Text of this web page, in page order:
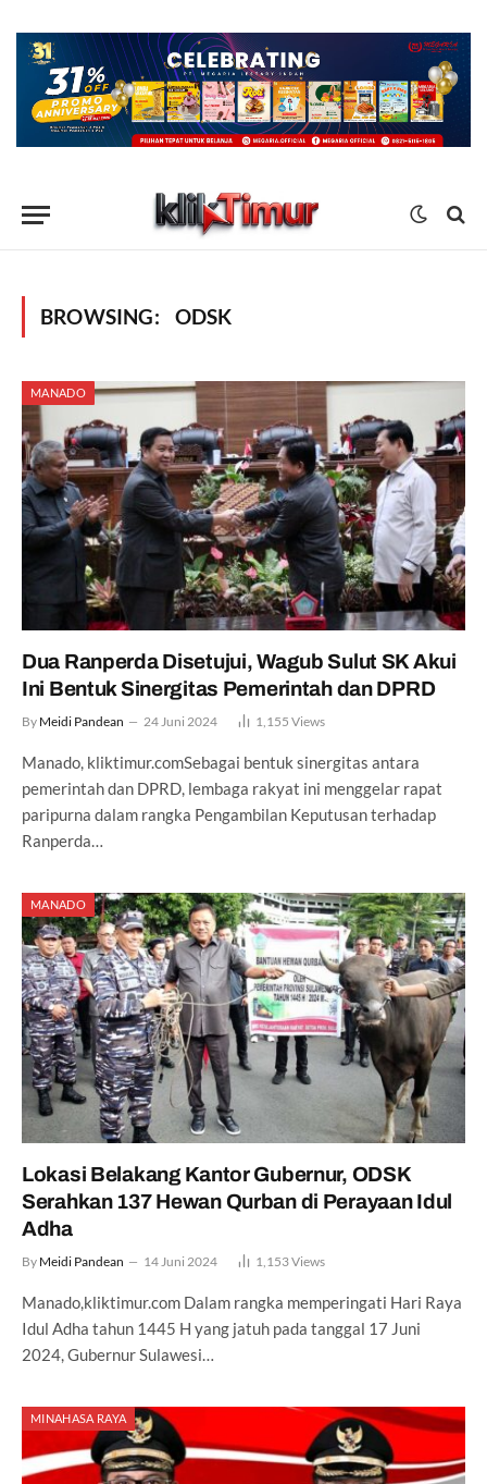
BROWSING: ODSK
MANADO
Dua Ranperda Disetujui, Wagub Sulut SK Akui
Ini Bentuk Sinergitas Pemerintah dan DPRD
By Meidi Pandean 24 Juni 2024 1,155 Views
Manado, kliktimur.comSebagai bentuk sinergitas antara
pemerintah dan DPRD, lembaga rakyat ini menggelar rapat
paripurna dalam rangka Pengambilan Keputusan terhadap
Ranperda…
MANADO
Lokasi Belakang Kantor Gubernur, ODSK
Serahkan 137 Hewan Qurban di Perayaan Idul
Adha
By Meidi Pandean 14 Juni 2024 1,153Views
Manado,kliktimur.com Dalam rangka memperingati Hari Raya
Idul Adha tahun 1445 H yang jatuh pada tanggal 17 Juni
2024, Gubernur Sulawesi…
MINAHASA RAYA